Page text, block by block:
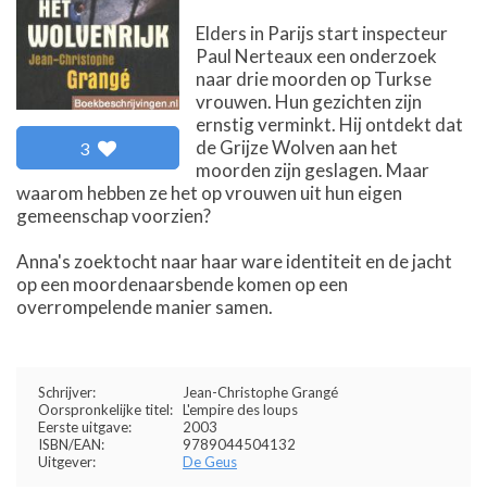
3
Elders in Parijs start inspecteur
Paul Nerteaux een onderzoek
naar drie moorden op Turkse
vrouwen. Hun gezichten zijn
ernstig verminkt. Hij ontdekt dat
de Grijze Wolven aan het
moorden zijn geslagen. Maar
waarom hebben ze het op vrouwen uit hun eigen
gemeenschap voorzien?
Anna's zoektocht naar haar ware identiteit en de jacht
op een moordenaarsbende komen op een
overrompelende manier samen.
Schrijver:
Jean-Christophe Grangé
Oorspronkelijke titel: L'empire des loups
Eerste uitgave:
2003
ISBN/EAN:
9789044504132
Uitgever:
De Geus